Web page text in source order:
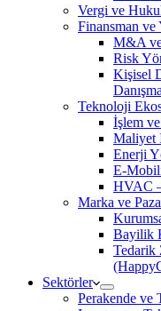
Vergi ve
Finansman ve
M&A
Risk
Kişisel
Teknoloji
İşlem
Maliyet
Enerji
E-
HVAC
Marka ve
Bayilik
Tedarik
Sektörler
Perakende ve